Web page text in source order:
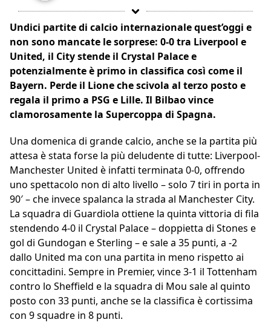
Undici partite di calcio internazionale quest’oggi e
non sono mancate le sorprese: 0-0 tra Liverpool e
United, il City stende il Crystal Palace e
potenzialmente è primo in classifica così come il
Bayern. Perde il Lione che scivola al terzo posto e
regala il primo a PSG e Lille. Il Bilbao vince
clamorosamente la Supercoppa di Spagna.
Una domenica di grande calcio, anche se la partita più
attesa è stata forse la più deludente di tutte: Liverpool-
Manchester United è infatti terminata 0-0, offrendo
uno spettacolo non di alto livello – solo 7 tiri in porta in
90′ – che invece spalanca la strada al Manchester City.
La squadra di Guardiola ottiene la quinta vittoria di fila
stendendo 4-0 il Crystal Palace – doppietta di Stones e
gol di Gundogan e Sterling – e sale a 35 punti, a -2
dallo United ma con una partita in meno rispetto ai
concittadini. Sempre in Premier, vince 3-1 il Tottenham
contro lo Sheffield e la squadra di Mou sale al quinto
posto con 33 punti, anche se la classifica è cortissima
con 9 squadre in 8 punti.